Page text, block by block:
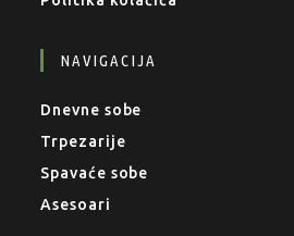
NAVIGACIJA
Dnevne sobe
Trpezarije
Spavaće sobe
Asesoari